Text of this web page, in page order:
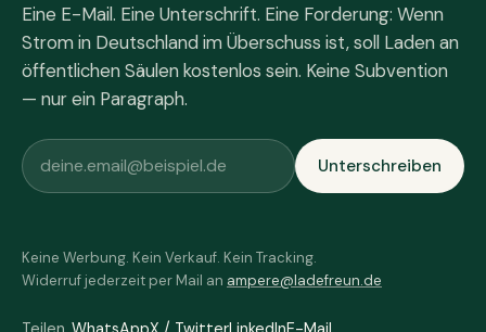
Eine E-Mail. Eine Unterschrift. Eine Forderung: Wenn
Strom in Deutschland im Überschuss ist, soll Laden an
öffentlichen Säulen kostenlos sein. Keine Subvention
— nur ein Paragraph.
Unterschreiben
Keine Werbung. Kein Verkauf. Kein Tracking.
Widerruf jederzeit per Mail an ampere@ladefreun.de